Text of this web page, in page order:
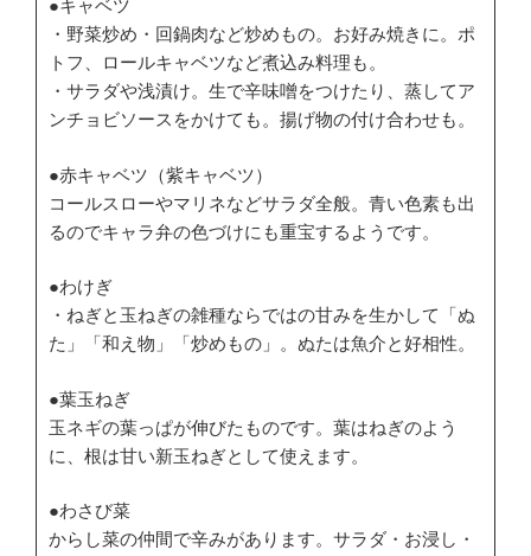
●キャベツ
・野菜炒め・回鍋肉など炒めもの。お好み焼きに。ポ
トフ、ロールキャベツなど煮込み料理も。
・サラダや浅漬け。生で辛味噌をつけたり、蒸してア
ンチョビソースをかけても。揚げ物の付け合わせも。
●赤キャベツ（紫キャベツ）
コールスローやマリネなどサラダ全般。青い色素も出
るのでキャラ弁の色づけにも重宝するようです。
●わけぎ
・ねぎと玉ねぎの雑種ならではの甘みを生かして「ぬ
た」「和え物」「炒めもの」。ぬたは魚介と好相性。
●葉玉ねぎ
玉ネギの葉っぱが伸びたものです。葉はねぎのよう
に、根は甘い新玉ねぎとして使えます。
●わさび菜
からし菜の仲間で辛みがあります。サラダ・お浸し・